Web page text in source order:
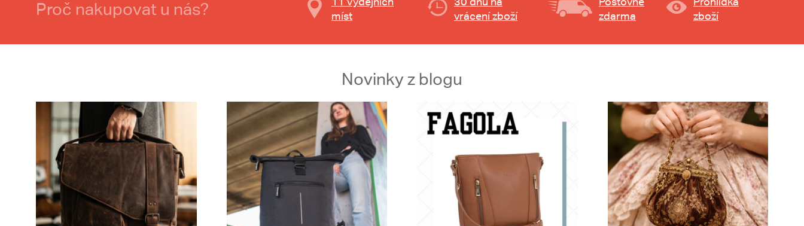
Proč nakupovat u nás?
míst
vrácení zboží
zdarma
zboží
Novinky z blogu